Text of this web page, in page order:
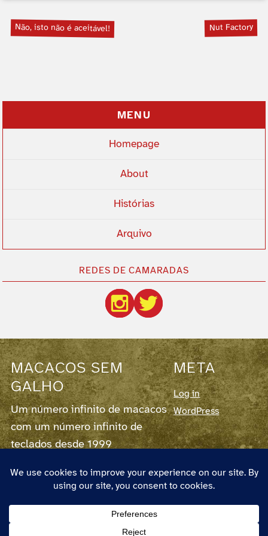
Não, isto não é aceitável! Nut Factory
MENU
Homepage
About
Histórias
Arquivo
REDES DE CAMARADAS
MACACOS SEM
GALHO
Um número infinito de macacos
com um número infinito de
teclados desde 1999
fornece RSS para os Postse para os
Comentários.
O autor chama-se Pedro Couto e Santos,
nasceu em 1973 em Lisboa, vive em
META
Log in
WordPress